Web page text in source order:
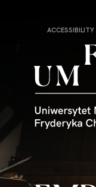
StronaACCESSIBILITY